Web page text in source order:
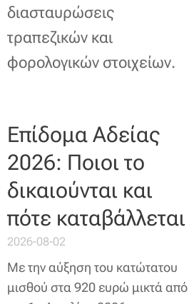
διασταυρώσεις
τραπεζικών και
φορολογικών στοιχείων.
Επίδομα Αδείας
2026: Ποιοι το
δικαιούνται και
πότε καταβάλλεται
2026-08-02
Με την αύξηση του κατώτατου
μισθού στα 920 ευρώ μικτά από